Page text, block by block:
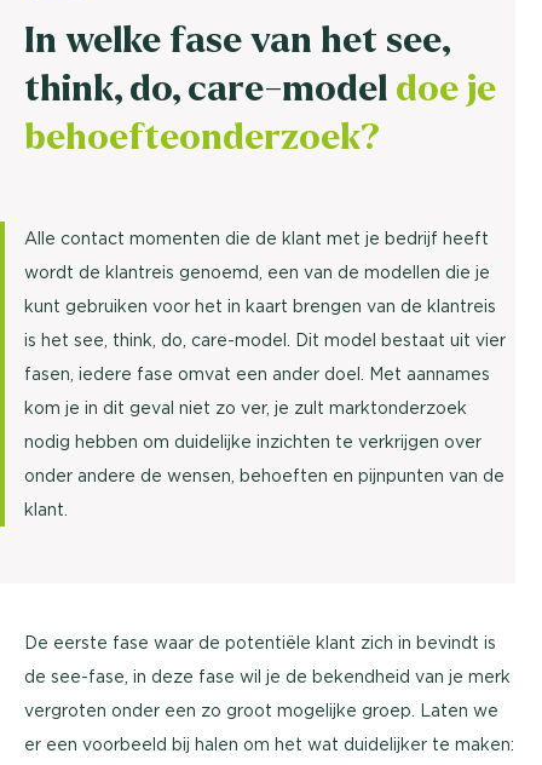
In welke fase van het see,
think, do, care-model doe je
behoefteonderzoek?
Alle contact momenten die de klant met je bedrijf heeft
wordt de klantreis genoemd, een van de modellen die je
kunt gebruiken voor het in kaart brengen van de klantreis
is het see, think, do, care-model. Dit model bestaat uit vier
fasen, iedere fase omvat een ander doel. Met aannames
kom je in dit geval niet zo ver, je zult marktonderzoek
nodig hebben om duidelijke inzichten te verkrijgen over
onder andere de wensen, behoeften en pijnpunten van de
klant.
De eerste fase waar de potentiële klant zich in bevindt is
de see-fase, in deze fase wil je de bekendheid van je merk
vergroten onder een zo groot mogelijke groep. Laten we
er een voorbeeld bij halen om het wat duidelijker te maken: